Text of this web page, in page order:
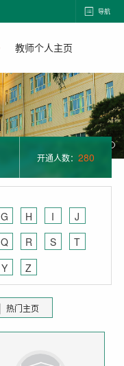
导航
教师个人主页
开通人数： 280
G H I
J
Q R S
T
Y Z
热门主页